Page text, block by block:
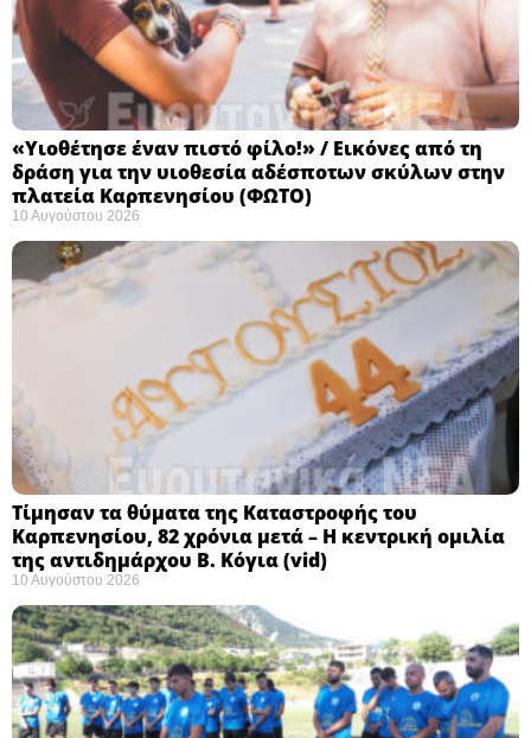
«Υιοθέτησε έναν πιστό φίλο!» / Εικόνες από τη
δράση για την υιοθεσία αδέσποτων σκύλων στην
πλατεία Καρπενησίου (ΦΩΤΟ)
10 Αυγούστου 2026
Τίμησαν τα θύματα της Καταστροφής του
Καρπενησίου, 82 χρόνια μετά – Η κεντρική ομιλία
της αντιδημάρχου Β. Κόγια (vid)
10 Αυγούστου 2026